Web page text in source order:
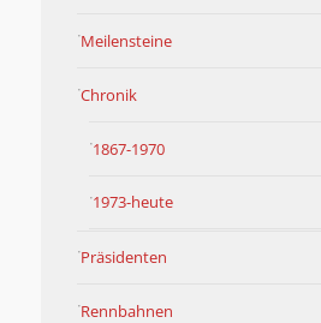
Meilensteine
Chronik
1867-1970
1973-heute
Präsidenten
Rennbahnen